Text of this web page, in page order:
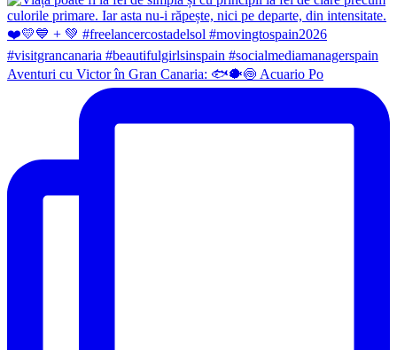
Aventuri cu Victor în Gran Canaria: 🐟🐡🍥 Acuario Po